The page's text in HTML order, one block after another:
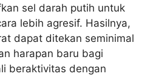
sel darah putih untuk
lebih agresif. Hasilnya,
dapat ditekan seminimal
harapan baru bagi
beraktivitas dengan